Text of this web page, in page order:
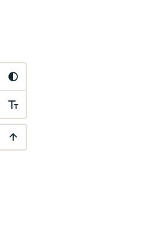
Outils
d'accessibilité
Descendre